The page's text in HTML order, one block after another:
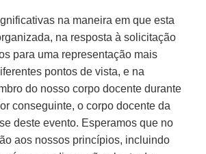
na maneira em que esta
na resposta à solicitação
para uma representação mais
pontos de vista, e na
do nosso corpo docente durante
conseguinte, o corpo docente da
deste evento. Esperamos que no
aos nossos princípios, incluindo